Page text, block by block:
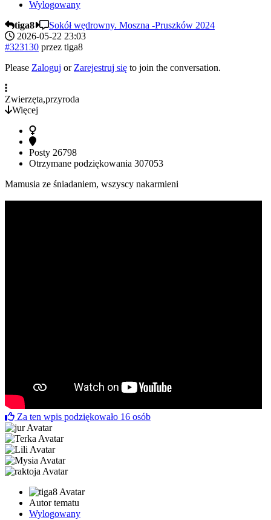
Wylogowany
tiga8
Sokół wędrowny. Moszna -Pruszków 2024
2026-05-22 23:03
#323130 przez tiga8
Please Zaloguj or Zarejestruj się to join the conversation.
Zwierzęta,przyroda
Więcej
Posty 26798
Otrzymane podziękowania 307053
Mamusia ze śniadaniem, wszyscy nakarmieni
Za ten wpis podziękowało 16 osób
Autor tematu
Wylogowany